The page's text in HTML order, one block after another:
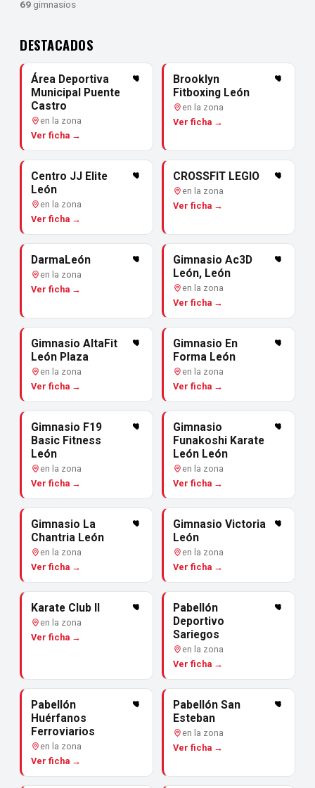
69 gimnasios
DESTACADOS
Área Deportiva
Municipal Puente
Castro
en la zona
Ver ficha →
Brooklyn
Fitboxing León
en la zona
Ver ficha →
Centro JJ Elite
León
en la zona
Ver ficha →
CROSSFIT LEGIO
en la zona
Ver ficha →
DarmaLeón
en la zona
Ver ficha →
Gimnasio Ac3D
León, León
en la zona
Ver ficha →
Gimnasio AltaFit
León Plaza
en la zona
Ver ficha →
Gimnasio En
Forma León
en la zona
Ver ficha →
Gimnasio F19
Basic Fitness
León
en la zona
Ver ficha →
Gimnasio
Funakoshi Karate
León León
en la zona
Ver ficha →
Gimnasio La
Chantria León
en la zona
Ver ficha →
Gimnasio Victoria
León
en la zona
Ver ficha →
Karate Club II
en la zona
Ver ficha →
Pabellón
Deportivo
Sariegos
en la zona
Ver ficha →
Pabellón
Huérfanos
Ferroviarios
en la zona
Ver ficha →
Pabellón San
Esteban
en la zona
Ver ficha →